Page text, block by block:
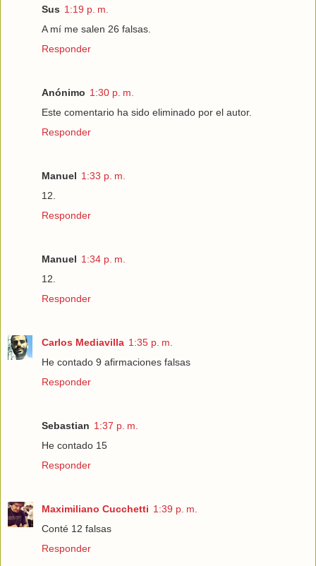
Sus 1:19 p. m.
A mí me salen 26 falsas.
Responder
Anónimo 1:30 p. m.
Este comentario ha sido eliminado por el autor.
Responder
Manuel 1:33 p. m.
12.
Responder
Manuel 1:34 p. m.
12.
Responder
Carlos Mediavilla 1:35 p. m.
He contado 9 afirmaciones falsas
Responder
Sebastian 1:37 p. m.
He contado 15
Responder
Maximiliano Cucchetti 1:39 p. m.
Conté 12 falsas
Responder